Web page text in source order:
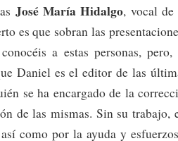
José María Hidalgo, vocal
es que sobran las
a estas personas,
Daniel es el editor de las
se ha encargado de la
de las mismas. Sin su trabajo,
como por la ayuda y